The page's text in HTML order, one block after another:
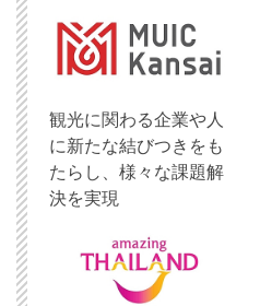
観光に関わる企業や人
に新たな結びつきをも
たらし、様々な課題解
決を実現